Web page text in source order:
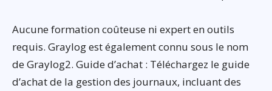
Aucune formation coûteuse ni expert en outils
requis. Graylog est également connu sous le nom
de Graylog2. Guide d’achat : Téléchargez le guide
d’achat de la gestion des journaux, incluant des